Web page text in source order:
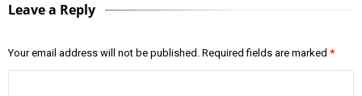
Leave a Reply
Your email address will not be published. Required fields are marked *